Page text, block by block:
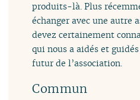
produits-là. Plus
échanger avec une autre
devez certainement
qui nous a aidés et
futur de l’association.
Commun